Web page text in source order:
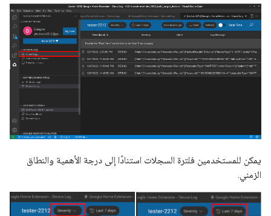
يمكن للمستخدمين فلترة السجلات استنادًا إلى درجة الأهمية والنطاق
الزمني.